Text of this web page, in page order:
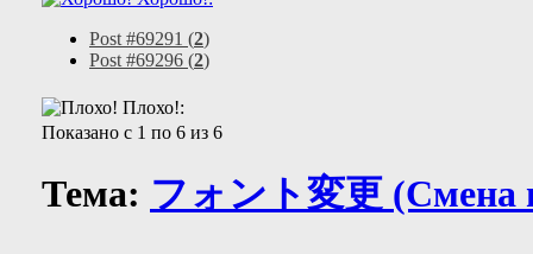
Post #69291 (2)
Post #69296 (2)
Плохо!:
Показано с 1 по 6 из 6
Тема: フォント変更